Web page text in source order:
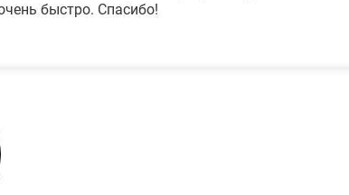
быстро. Спасибо!